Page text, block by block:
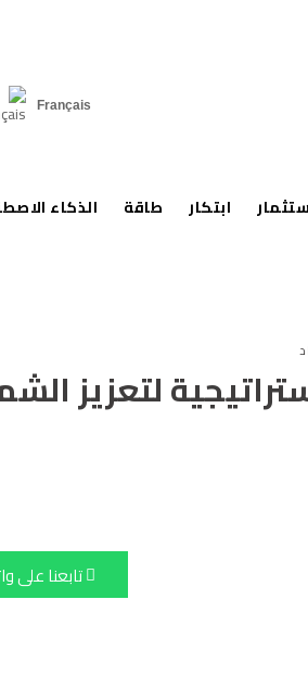
Français
ابتكار طاقة الذكاء
لتعزيز
تابعنا على